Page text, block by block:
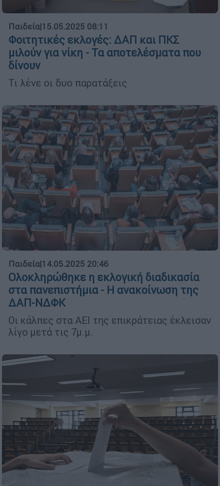
Παιδεία|15.05.2025 08:11
Φοιτητικές εκλογές: ΔΑΠ και ΠΚΣ
μιλούν για νίκη - Τα αποτελέσματα που
δίνουν
Τι λένε οι δυο παρατάξεις
Παιδεία|14.05.2025 20:46
Ολοκληρώθηκε η εκλογική διαδικασία
στα πανεπιστήμια - Η ανακοίνωση της
ΔΑΠ-ΝΔΦΚ
Οι κάλπες στα ΑΕΙ της επικράτειας έκλεισαν
λίγο μετά τις 7μ.μ.